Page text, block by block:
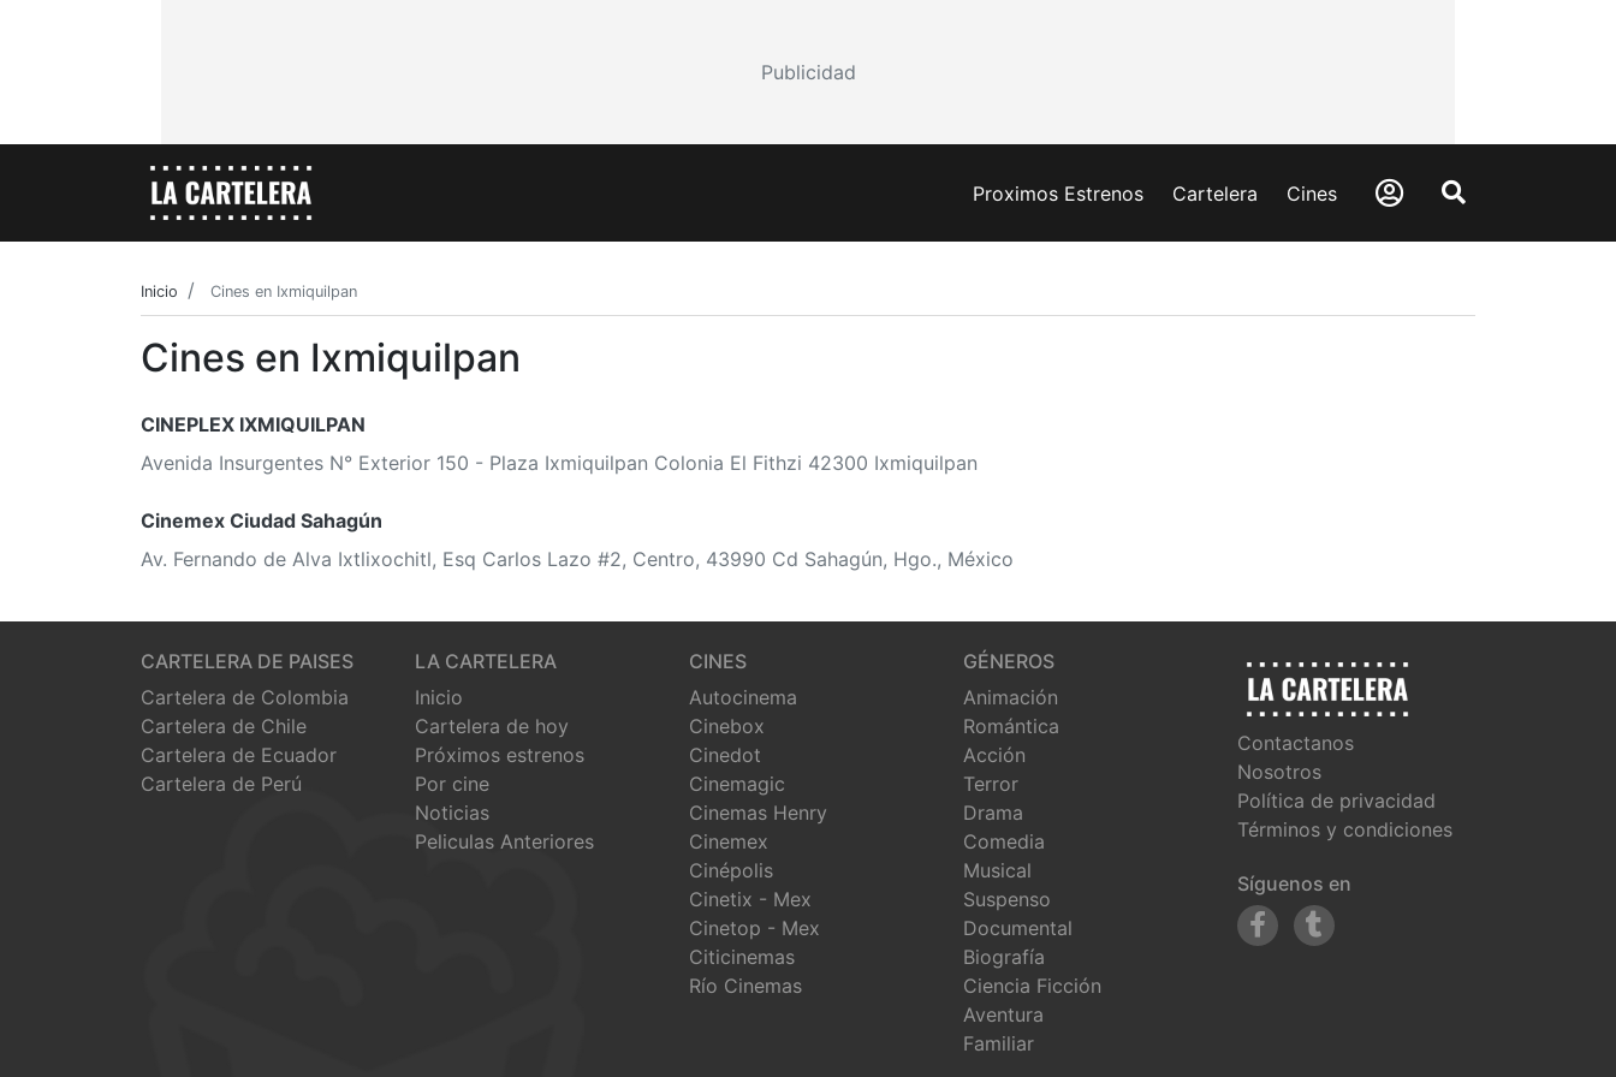
Publicidad
Proximos Estrenos Cartelera Cines
Inicio Cines en Ixmiquilpan
Cines en Ixmiquilpan
CINEPLEX IXMIQUILPAN
Avenida Insurgentes N° Exterior 150 - Plaza Ixmiquilpan Colonia El Fithzi 42300 Ixmiquilpan
Cinemex Ciudad Sahagún
Av. Fernando de Alva Ixtlixochitl, Esq Carlos Lazo #2, Centro, 43990 Cd Sahagún, Hgo., México
CARTELERA DE PAISES
Cartelera de Colombia
Cartelera de Chile
Cartelera de Ecuador
Cartelera de Perú
LA CARTELERA
Inicio
Cartelera de hoy
Próximos estrenos
Por cine
Noticias
Peliculas Anteriores
CINES
Autocinema
Cinebox
Cinedot
Cinemagic
Cinemas Henry
Cinemex
Cinépolis
Cinetix - Mex
Cinetop - Mex
Citicinemas
Río Cinemas
GÉNEROS
Animación
Romántica
Acción
Terror
Drama
Comedia
Musical
Suspenso
Documental
Biografía
Ciencia Ficción
Aventura
Familiar
Contactanos
Nosotros
Política de privacidad
Términos y condiciones
Síguenos en